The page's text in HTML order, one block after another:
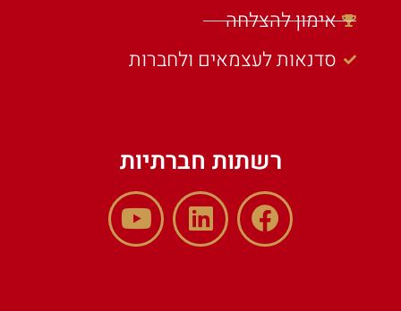
אימון להצלחה
סדנאות לעצמאים ולחברות
רשתות חברתיות